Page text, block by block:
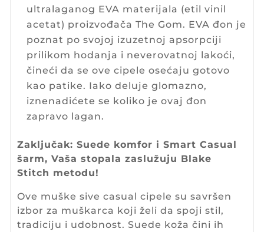
ultralaganog EVA materijala (etil vinil
acetat) proizvođača The Gom. EVA đon je
poznat po svojoj izuzetnoj apsorpciji
prilikom hodanja i neverovatnoj lakoći,
čineći da se ove cipele osećaju gotovo
kao patike. Iako deluje glomazno,
iznenadićete se koliko je ovaj đon
zapravo lagan.
Zaključak: Suede komfor i Smart Casual
šarm, Vaša stopala zaslužuju Blake
Stitch metodu!
Ove muške sive casual cipele su savršen
izbor za muškarca koji želi da spoji stil,
tradiciju i udobnost. Suede koža čini ih